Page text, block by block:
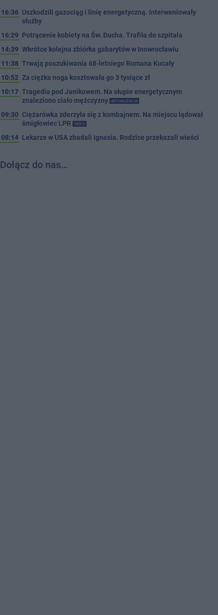
16:36 Uszkodzili gazociąg i linię energetyczną. Interweniowały
służby
16:29 Potrącenie kobiety na Św. Ducha. Trafiła do szpitala
14:39 Wkrótce kolejna zbiórka gabarytów w Inowrocławiu
11:38 Trwają poszukiwania 68-letniego Romana Kucały
10:52 Za ciężka noga kosztowała go 3 tysiące zł
10:17 Tragedia pod Janikowem. Na słupie energetycznym
znaleziono ciało mężczyzny
AKTUALIZACJA
09:30 Ciężarówka zderzyła się z kombajnem. Na miejscu lądował
śmigłowiec LPR
VIDEO
08:14 Lekarze w USA zbadali Ignasia. Rodzice przekazali wieści
Dołącz do nas…